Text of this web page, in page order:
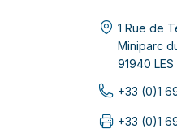
1 Rue de
Miniparc
91940
+33 (0)1
+33 (0)1